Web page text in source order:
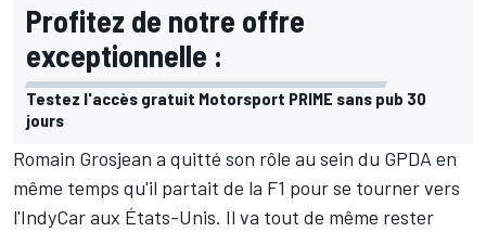
Profitez de notre offre
exceptionnelle :
Testez l'accès gratuit Motorsport PRIME sans pub 30
jours
Romain Grosjean a quitté son rôle au sein du GPDA en
même temps qu'il partait de la F1 pour se tourner vers
l'IndyCar aux États-Unis. Il va tout de même rester